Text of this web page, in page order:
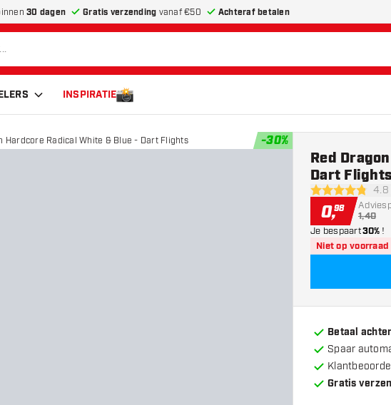
30 dagen Gratis verzending vanaf €50 Achteraf betalen
INSPIRATIE
Hardcore Radical White & Blue - Dart Flights -30%
4.8 score sterren
4.8
Red
Dart Flights
0,98
1,40
Je bespaart30% !
Niet op voorraad
Betaal
Spaar
Gratis